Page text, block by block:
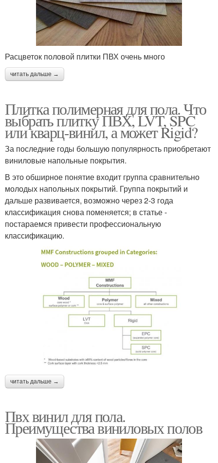
Расцветок половой плитки ПВХ очень много
читать дальше →
Плитка полимерная для пола. Что
выбрать плитку ПВХ, LVT, SPC
или кварц-винил, а может Rigid?
За последние годы большую популярность приобретают
виниловые напольные покрытия.
В это обширное понятие входит группа сравнительно
молодых напольных покрытий. Группа покрытий и
дальше развивается, возможно через 2-3 года
классификация снова поменяется; в статье -
постараемся привести профессиональную
классификацию.
читать дальше →
Пвх винил для пола.
Преимущества виниловых полов